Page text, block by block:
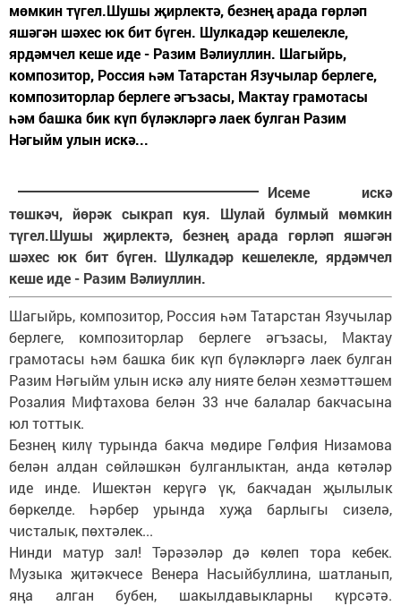
мөмкин түгел.Шушы җирлектә, безнең арада гөрләп
яшәгән шәхес юк бит бүген. Шулкадәр кешелекле,
ярдәмчел кеше иде - Разим Вәлиуллин. Шагыйрь,
композитор, Россия һәм Татарстан Язучылар берлеге,
композиторлар берлеге әгъзасы, Мактау грамотасы
һәм башка бик күп бүләкләргә лаек булган Разим
Нәгыйм улын искә...
Исеме искә
төшкәч, йөрәк сыкрап куя. Шулай булмый мөмкин
түгел.Шушы җирлектә, безнең арада гөрләп яшәгән
шәхес юк бит бүген. Шулкадәр кешелекле, ярдәмчел
кеше иде - Разим Вәлиуллин.
Шагыйрь, композитор, Россия һәм Татарстан Язучылар
берлеге, композиторлар берлеге әгъзасы, Мактау
грамотасы һәм башка бик күп бүләкләргә лаек булган
Разим Нәгыйм улын искә алу нияте белән хезмәттәшем
Розалия Мифтахова белән 33 нче балалар бакчасына
юл тоттык.
Безнең килү турында бакча мөдире Гөлфия Низамова
белән алдан сөйләшкән булганлыктан, анда көтәләр
иде инде. Ишектән керүгә үк, бакчадан җылылык
бөркелде. Һәрбер урында хуҗа барлыгы сизелә,
чисталык, пөхтәлек...
Нинди матур зал! Тәрәзәләр дә көлеп тора кебек.
Музыка җитәкчесе Венера Насыйбуллина, шатланып,
яңа алган бубен, шакылдавыкларны күрсәтә.